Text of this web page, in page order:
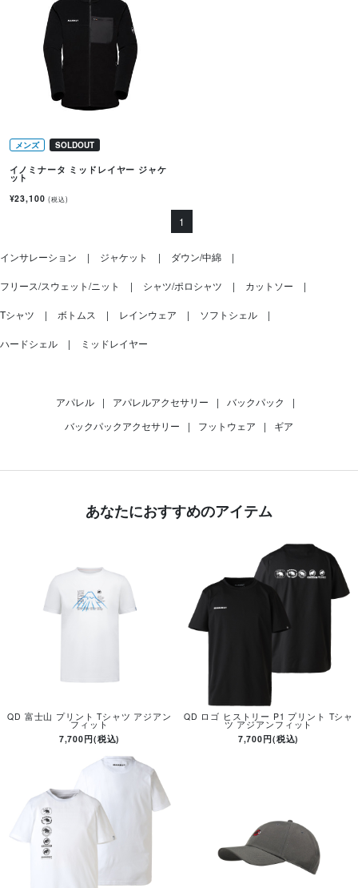
メンズ SOLDOUT
イノミナータ ミッドレイヤー ジャケ
ット
¥23,100(税込)
1
インサレーション ジャケット ダウン/中綿
フリース/スウェット/ニット シャツ/ポロシャツ カットソー
Tシャツ ボトムス レインウェア ソフトシェル
ハードシェル ミッドレイヤー
アパレル | アパレルアクセサリー | バックパック
|
バックパックアクセサリー
| フットウェア | ギア
あなたにおすすめのアイテム
QD 富士山 プリント Tシャツ アジアン
フィット
7,700円(税込)
QD ロゴ ヒストリー P1 プリント Tシャ
ツ アジアンフィット
7,700円(税込)